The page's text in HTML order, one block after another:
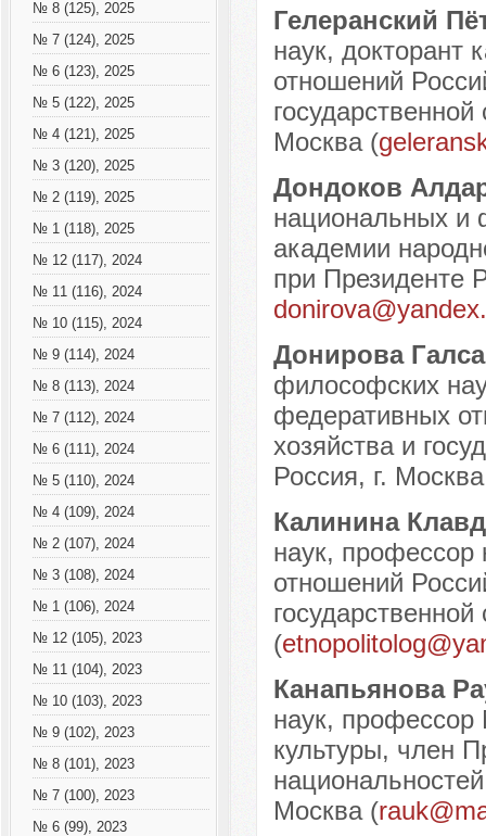
№ 8 (125), 2025
№ 7 (124), 2025
№ 6 (123), 2025
№ 5 (122), 2025
№ 4 (121), 2025
№ 3 (120), 2025
№ 2 (119), 2025
№ 1 (118), 2025
№ 12 (117), 2024
№ 11 (116), 2024
№ 10 (115), 2024
№ 9 (114), 2024
№ 8 (113), 2024
№ 7 (112), 2024
№ 6 (111), 2024
№ 5 (110), 2024
№ 4 (109), 2024
№ 2 (107), 2024
№ 3 (108), 2024
№ 1 (106), 2024
№ 12 (105), 2023
№ 11 (104), 2023
№ 10 (103), 2023
№ 9 (102), 2023
№ 8 (101), 2023
№ 7 (100), 2023
№ 6 (99), 2023
Гелеранский
наук,
отношений
Москва (
Дондоков
национальных и
академии
при Президенте
Донирова
философских
федеративных
хозяйства и
Россия, г.
Калинина
наук,
отношений
(
Канапьянова
наук, профессор
культуры, член
Москва (